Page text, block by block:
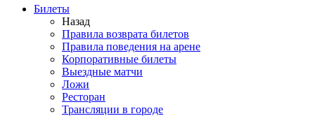
Билеты
Назад
Правила возврата билетов
Правила поведения на арене
Корпоративные билеты
Выездные матчи
Ложи
Ресторан
Трансляции в городе